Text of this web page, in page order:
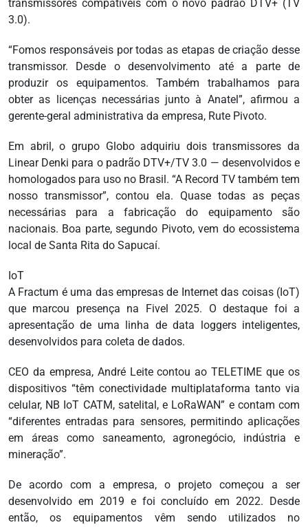
transmissores compatíveis com o novo padrão DTV+ (TV
3.0).
“Fomos responsáveis por todas as etapas de criação desse
transmissor. Desde o desenvolvimento até a parte de
produzir os equipamentos. Também trabalhamos para
obter as licenças necessárias junto à Anatel”, afirmou a
gerente-geral administrativa da empresa, Rute Pivoto.
Em abril, o grupo Globo adquiriu dois transmissores da
Linear Denki para o padrão DTV+/TV 3.0 — desenvolvidos e
homologados para uso no Brasil. “A Record TV também tem
nosso transmissor”, contou ela. Quase todas as peças
necessárias para a fabricação do equipamento são
nacionais. Boa parte, segundo Pivoto, vem do ecossistema
local de Santa Rita do Sapucaí.
IoT
A Fractum é uma das empresas de Internet das coisas (IoT)
que marcou presença na Fivel 2025. O destaque foi a
apresentação de uma linha de data loggers inteligentes,
desenvolvidos para coleta de dados.
CEO da empresa, André Leite contou ao TELETIME que os
dispositivos “têm conectividade multiplataforma tanto via
celular, NB IoT CATM, satelital, e LoRaWAN” e contam com
“diferentes entradas para sensores, permitindo aplicações
em áreas como saneamento, agronegócio, indústria e
mineração”.
De acordo com a empresa, o projeto começou a ser
desenvolvido em 2019 e foi concluído em 2022. Desde
então, os equipamentos vêm sendo utilizados no